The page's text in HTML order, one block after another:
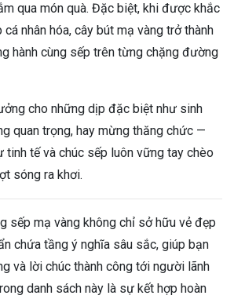
qua món quà. Đặc biệt, khi được khắc
nhân hóa, cây bút mạ vàng trở thành
hành cùng sếp trên từng chặng đường
cho những dịp đặc biệt như sinh
quan trọng, hay mừng thăng chức —
tinh tế và chúc sếp luôn vững tay chèo
sóng ra khơi.
sếp mạ vàng không chỉ sở hữu vẻ đẹp
chứa tầng ý nghĩa sâu sắc, giúp bạn
và lời chúc thành công tới người lãnh
danh sách này là sự kết hợp hoàn